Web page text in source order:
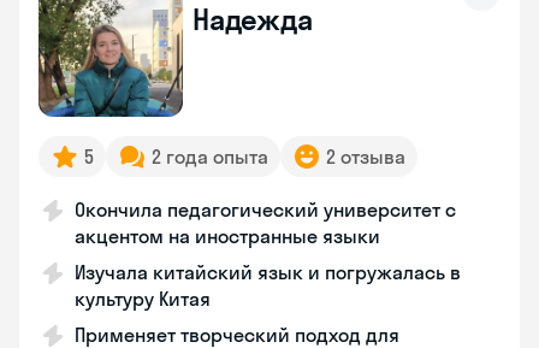
Надежда
5 2 года опыта 2 отзыва
Окончила педагогический университет с
акцентом на иностранные языки
Изучала китайский язык и погружалась в
культуру Китая
Применяет творческий подход для